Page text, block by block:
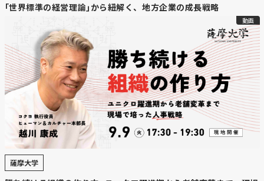
｢世界標準の経営理論｣から紐解く、地方企業の成長戦略
動画
薩摩大学